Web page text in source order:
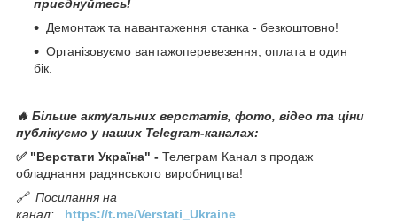
приєднуйтесь!
Демонтаж та навантаження станка - безкоштовно!
Організовуємо вантажоперевезення, оплата в один
бік.
🔥 Більше актуальних верстатів, фото, відео та ціни
публікуємо у наших Telegram-каналах:
✅ "Верстати Україна" - Телеграм Канал з продаж
обладнання радянського виробництва!
🔗 Посилання на
канал: https://t.me/Verstati_Ukraine